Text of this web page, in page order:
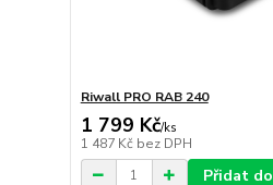
Riwall PRO RAB 240
1 799 Kč/ks
1 487 Kč bez DPH
Přidat